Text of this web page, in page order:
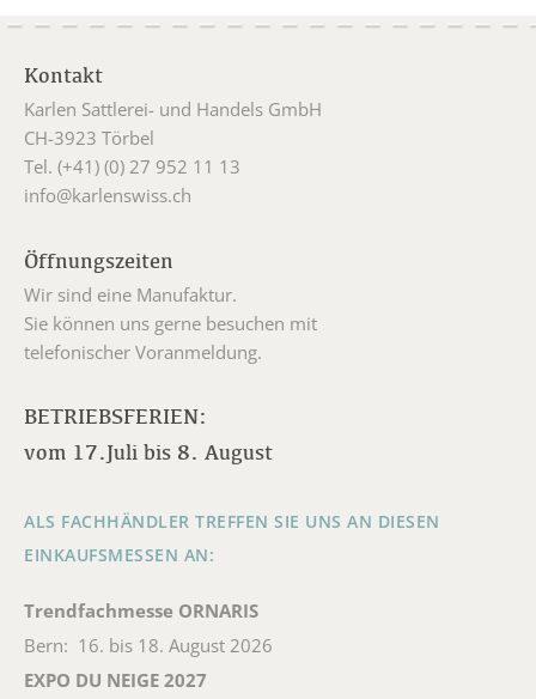
Kontakt
Karlen Sattlerei- und Handels GmbH
CH-3923 Törbel
Tel. (+41) (0) 27 952 11 13
info@karlenswiss.ch
Öffnungszeiten
Wir sind eine Manufaktur.
Sie können uns gerne besuchen mit
telefonischer Voranmeldung.
BETRIEBSFERIEN:
vom 17.Juli bis 8. August
ALS FACHHÄNDLER TREFFEN SIE UNS AN DIESEN
EINKAUFSMESSEN AN:
Trendfachmesse ORNARIS
Bern: 16. bis 18. August 2026
EXPO DU NEIGE 2027